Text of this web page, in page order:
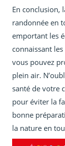
En conclusion,
randonnée en
emportant les
connaissant
vous pouvez
plein air.
santé de votre
pour éviter la
bonne
la nature en